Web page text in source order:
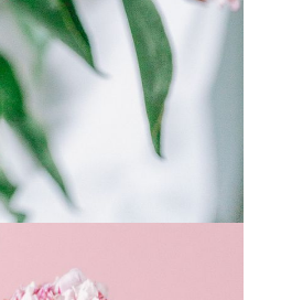
すか？
ではありません。好きな時
対応しておりません。ご了